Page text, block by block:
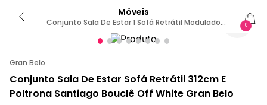
Móveis
Conjunto Sala De Estar 1 Sofá Retrátil Modulado
312cm E 1 Poltrona Santiago Bouclê Branco G89 -
Gran Belo
0
Gran Belo
Conjunto Sala De Estar Sofá Retrátil 312cm E
Poltrona Santiago Bouclê Off White Gran Belo